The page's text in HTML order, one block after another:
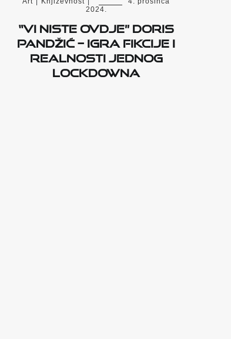
2024.
“Vi niste ovdje” Doris
Pandžić – Igra fikcije i
realnosti jednog
lockdowna